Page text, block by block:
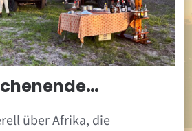
über Afrika, die